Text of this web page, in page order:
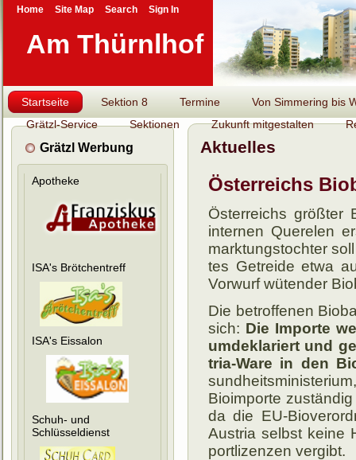
Am Thürnlhof
Startseite Sektion 8 Termine
Von Simmering bis
Grätzl-Service
Sektionen Zukunft mitgestalten
Grätzl Werbung
Apotheke
ISA's Brötchentreff
ISA's Eissalon
Schuh- und
Schlüsseldienst
Aktuelles
Österreichs
Österreichs größter
internen Querelen
marktungs­toch­ter
tes Ge­treide etwa
Vor­wurf wü­ten­der
Die betroffenen
sich: Die Importe
um­de­kla­riert und
tria-Ware in den
Bio­im­por­te
da die EU-
Aus­tria selbst keine
port­li­zen­zen vergibt.
Home Site Map Search Sign In